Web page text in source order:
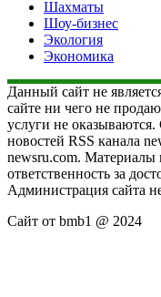
Шахматы
Шоу-бизнес
Экология
Экономика
Данный сайт не
сайте ни чего не
услуги не оказываются.
новостей RSS канала
newsru.com. Материалы
ответственность за
Администрация сайта
Сайт от bmb1 @ 2024